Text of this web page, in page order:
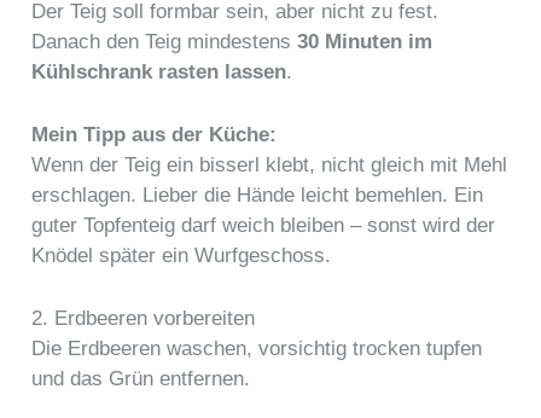
Der Teig soll formbar sein, aber nicht zu fest.
Danach den Teig mindestens30 Minuten im
Kühlschrank rasten lassen.
Mein Tipp aus der Küche:
Wenn der Teig ein bisserl klebt, nicht gleich mit Mehl
erschlagen. Lieber die Hände leicht bemehlen. Ein
guter Topfenteig darf weich bleiben – sonst wird der
Knödel später ein Wurfgeschoss.
2. Erdbeeren vorbereiten
Die Erdbeeren waschen, vorsichtig trocken tupfen
und das Grün entfernen.